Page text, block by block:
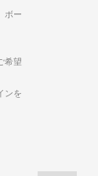
ボー
希望
ンを